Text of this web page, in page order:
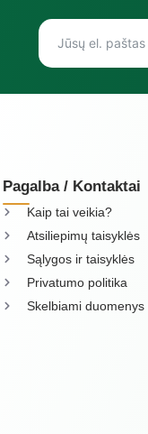
Pagalba / Kontaktai
Kaip tai veikia?
Atsiliepimų taisyklės
Sąlygos ir taisyklės
Privatumo politika
Skelbiami duomenys